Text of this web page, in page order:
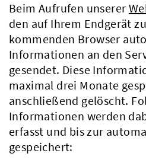
Beim Aufrufen unserer
den auf Ihrem Endgerät
kommenden Browser
Informationen an den
gesendet. Diese
maximal drei Monate
anschließend gelöscht.
Informationen werden
erfasst und bis zur
gespeichert: